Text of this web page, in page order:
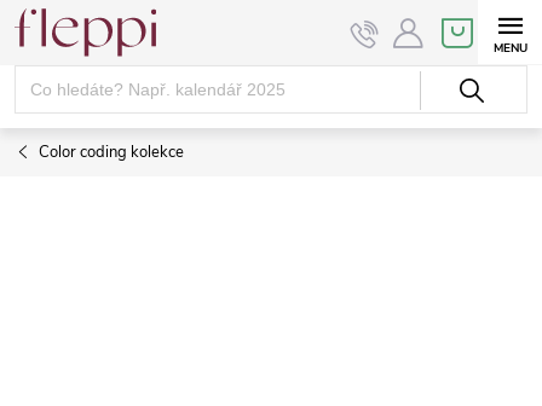
Přejít
obsah
NÁKUPNÍ
KOŠÍK
Color coding kolekce